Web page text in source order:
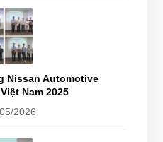
Nissan Automotive
Nam 2025
2026